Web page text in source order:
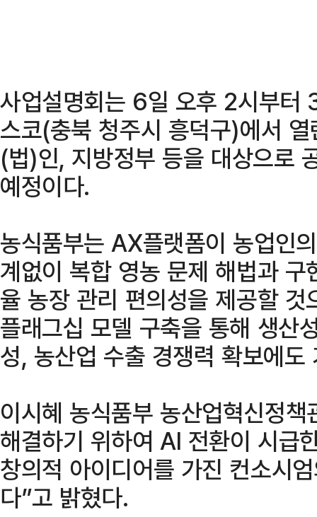
사업설명회는 6일 오후 2시부터
스코(충북 청주시 흥덕구)에서
(법)인, 지방정부 등을 대상으로
예정이다.
농식품부는 AX플랫폼이 농업인
계없이 복합 영농 문제 해법과
율 농장 관리 편의성을 제공할
플래그십 모델 구축을 통해 생산
성, 농산업 수출 경쟁력 확보에
이시혜 농식품부 농산업혁신정
해결하기 위하여 AI 전환이 시급
창의적 아이디어를 가진 컨소시
다”고 밝혔다.